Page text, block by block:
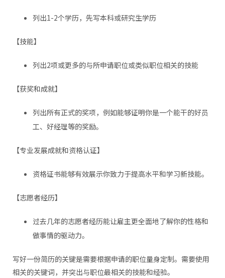
列出1-2个学历，先写本科或研究生学历
【技能】
列出2项或更多的与所申请职位或类似职位相关的技能
【获奖和成就】
列出所有正式的奖项，例如能够证明你是一个能干的好员
工、好经理等的奖励。
【专业发展成就和资格认证】
资格证书能够有效展示你致力于提高水平和学习新技能。
【志愿者经历】
过去几年的志愿者经历能让雇主更全面地了解你的性格和
做事情的驱动力。
写好一份简历的关键是需要根据申请的职位量身定制。需要使用
相关的关键词，并突出与职位最相关的技能和经验。